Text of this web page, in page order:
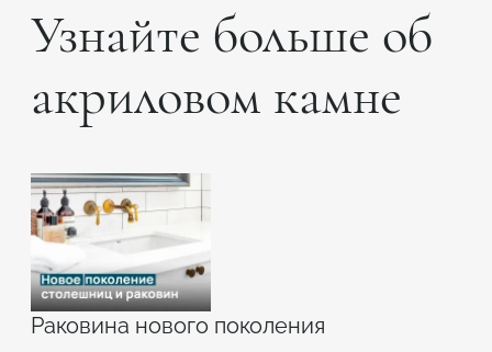
Узнайте больше об
акриловом камне
Раковина нового поколения